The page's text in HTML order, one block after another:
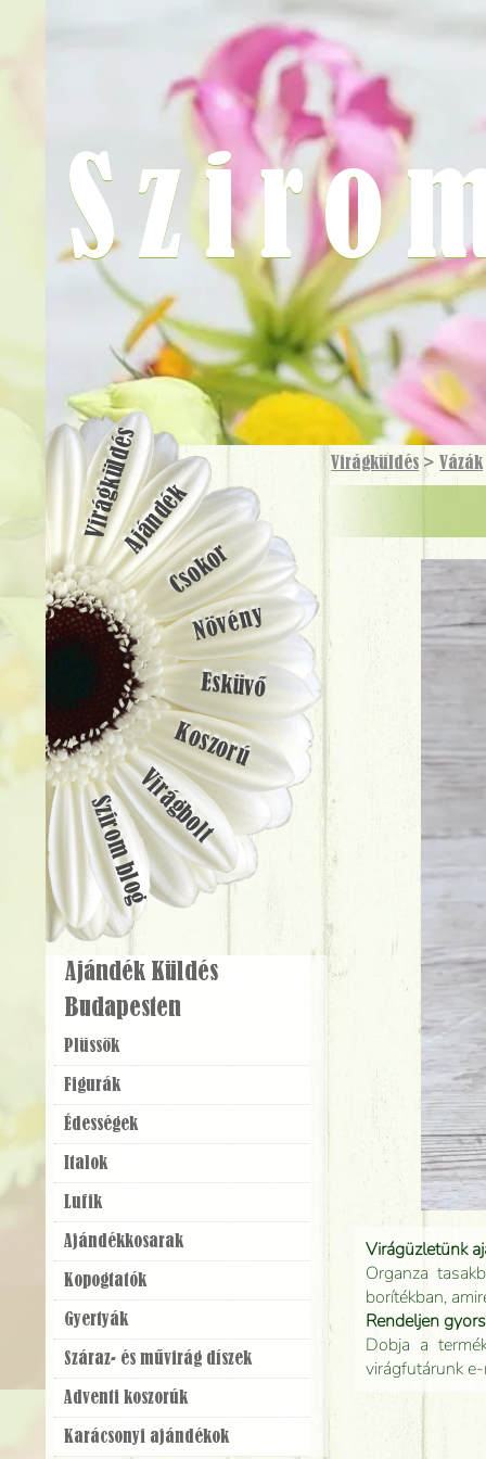
Virágküldés > Vázák
Virágüzletünk
Organza
borítékban,
Rendeljen
Dobja a
virágfutárunk
VirágküldésAjándék
Csokor
Növény
Esküvő
Koszorú
Virágbolt
Szirom blog
Ajándék Küldés
Budapesten
Plüssök
Figurák
Édességek
Italok
Lufik
Ajándék­kosarak
Kopogtatók
Gyertyák
Száraz- és művirág díszek
Adventi koszorúk
Karácsonyi ajándékok